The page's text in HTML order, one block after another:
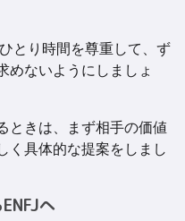
とり時間を尊重して、ず
めないようにしましょ
ときは、まず相手の価値
く具体的な提案をしまし
へ